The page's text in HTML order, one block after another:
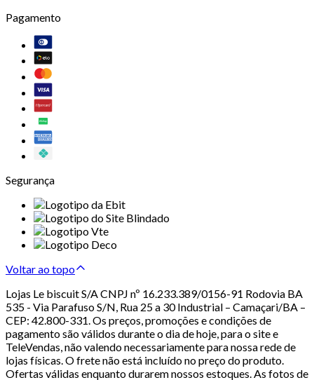
Pagamento
Segurança
Voltar ao topo
Lojas Le biscuit S/A CNPJ nº 16.233.389/0156-91 Rodovia BA
535 - Via Parafuso S/N, Rua 25 a 30 Industrial – Camaçari/BA –
CEP: 42.800-331. Os preços, promoções e condições de
pagamento são válidos durante o dia de hoje, para o site e
TeleVendas, não valendo necessariamente para nossa rede de
lojas físicas. O frete não está incluído no preço do produto.
Ofertas válidas enquanto durarem nossos estoques. As fotos de